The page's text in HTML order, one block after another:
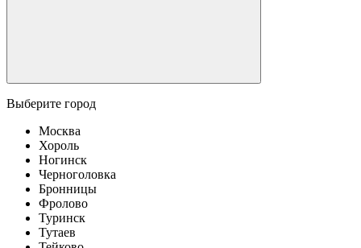
Выберите город
Москва
Хороль
Ногинск
Черноголовка
Бронницы
Фролово
Туринск
Тутаев